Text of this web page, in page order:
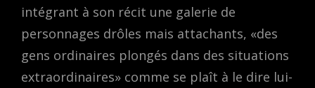
intégrant à son récit une galerie de
personnages drôles mais attachants, «des
gens ordinaires plongés dans des situations
extraordinaires» comme se plaît à le dire lui-